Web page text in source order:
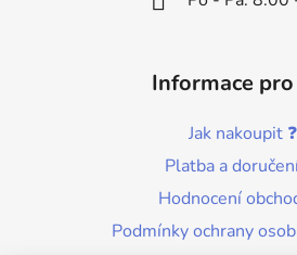
s
Informace
Jak nakoupit ❓
Platba a
Hodnocení
Podmínky ochrany